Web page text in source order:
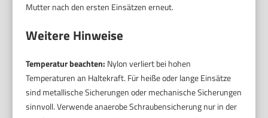
Mutter nach den ersten Einsätzen erneut.
Weitere Hinweise
Temperatur beachten: Nylon verliert bei hohen
Temperaturen an Haltekraft. Für heiße oder lange Einsätze
sind metallische Sicherungen oder mechanische Sicherungen
sinnvoll. Verwende anaerobe Schraubensicherung nur in der